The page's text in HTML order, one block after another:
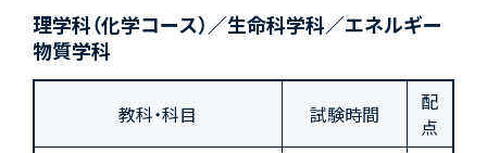
理学科（化学コース）／生命科学科／エネルギー
物質学科
教科・科目 試験時間
配
点